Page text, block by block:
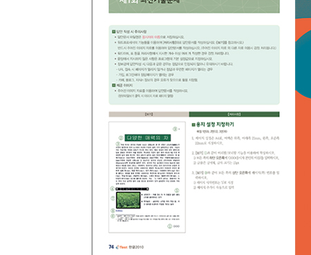
06 제6회 최신기출문제
07 제7회 최신기출문제
08 제8회 최신기출문제
09 제9회 최신기출문제
10 제10회 최신기출문제
[ 파워포인트 ]
PART. 01 시험유형익히기
01 디자인 서식 지정하기
02 응시자명 및 슬라이드 번호 작성하기
03 슬라이드 1 작성하기
04 슬라이드 2 작성하기-1
05 슬라이드 2 작성하기-2